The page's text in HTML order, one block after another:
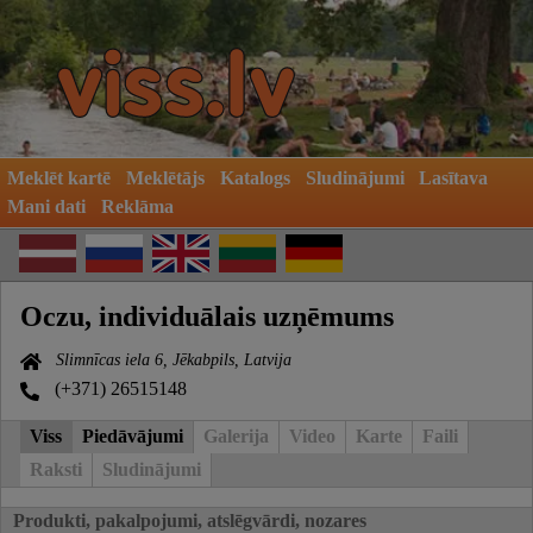
Meklēt kartē Meklētājs Katalogs Sludinājumi
Lasītava
Mani dati
Reklāma
Oczu, individuālais uzņēmums
Slimnīcas iela 6, Jēkabpils, Latvija
(+371) 26515148
Viss Piedāvājumi Galerija Video Karte
Faili
Raksti
Sludinājumi
Produkti, pakalpojumi, atslēgvārdi, nozares